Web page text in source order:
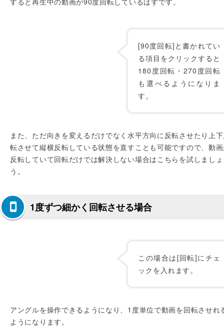
[90度回転]と書かれてい
る項目をクリックすると
180度回転・270度回転
も選べるようになりま
す。
また、ただ向きを変えるだけでなく水平方向に反転させたり上
転させて縦横反転している状態を直すことも可能ですので、動
反転していて回転だけでは解決しない場合はこちらを試しましょ
う。
1度ずつ細かく回転させる場合
この場合は[回転]にチェ
ックを入れます。
アングルを操作できるようになり、1度単位で動画を回転させれ
ようになります。